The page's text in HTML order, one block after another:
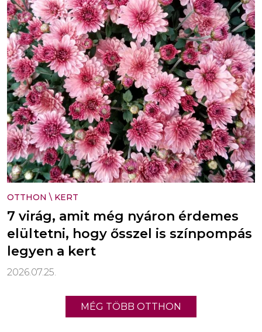
OTTHON \ KERT
7 virág, amit még nyáron érdemes
elültetni, hogy ősszel is színpompás
legyen a kert
2026.07.25.
MÉG TÖBB OTTHON